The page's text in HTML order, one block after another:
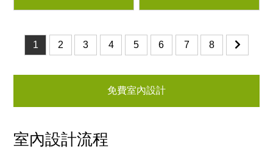
1 2 3 4 5 6 7 8
免費室內設計
室內設計流程